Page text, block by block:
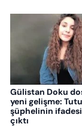
Gülistan Doku
yeni gelişme:
şüphelinin
çıktı